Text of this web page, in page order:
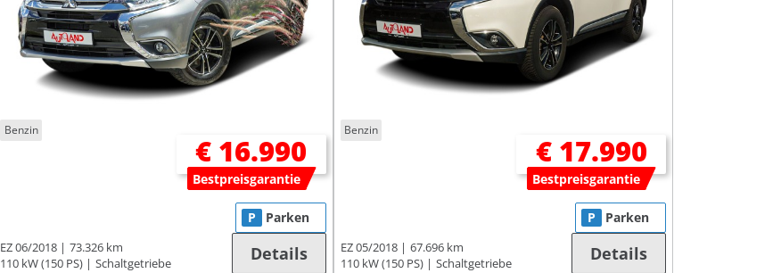
Benzin
€ 16.990
Bestpreisgarantie
EZ 06/2018
73.326 km
110 kW (150 PS)
Schaltgetriebe
P Parken
Details
Benzin
€ 17.990
Bestpreisgarantie
EZ 05/2018
67.696 km
110 kW (150 PS)
Schaltgetriebe
P Parken
Details